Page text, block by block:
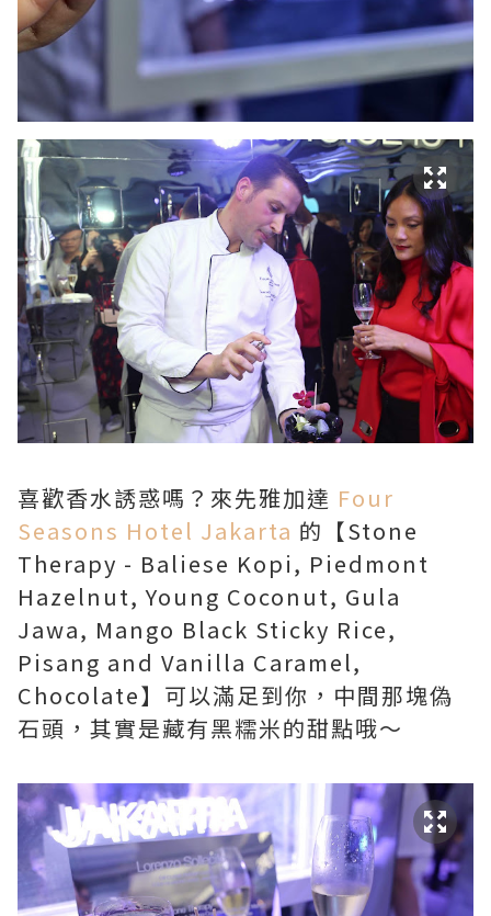
喜歡香水誘惑嗎？來先雅加達 Four
Seasons Hotel Jakarta 的【Stone
Therapy - Baliese Kopi, Piedmont
Hazelnut, Young Coconut, Gula
Jawa, Mango Black Sticky Rice,
Pisang and Vanilla Caramel,
Chocolate】可以滿足到你，中間那塊偽
石頭，其實是藏有黑糯米的甜點哦～